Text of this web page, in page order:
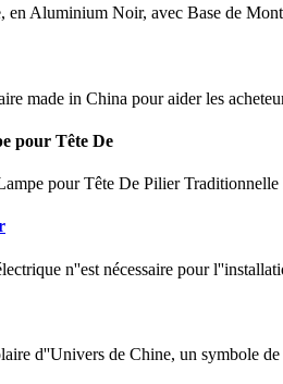
Aluminium Noir, avec Base de
made in China pour aider les
pour Tête De
pour Tête De Pilier
n''est nécessaire pour
d''Univers de Chine, un symbole